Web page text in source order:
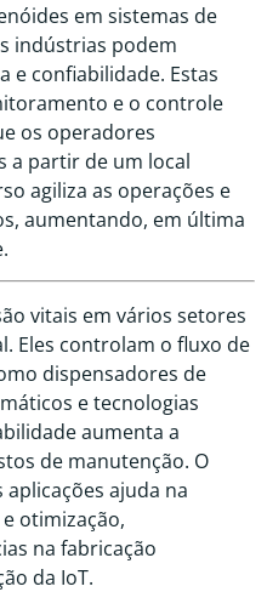
em sistemas de
indústrias podem
e confiabilidade. Estas
e o controle
os operadores
a partir de um local
agiliza as operações e
aumentando, em última
vitais em vários setores
Eles controlam o fluxo de
dispensadores de
e tecnologias
aumenta a
de manutenção. O
ajuda na
otimização,
na fabricação
da IoT.